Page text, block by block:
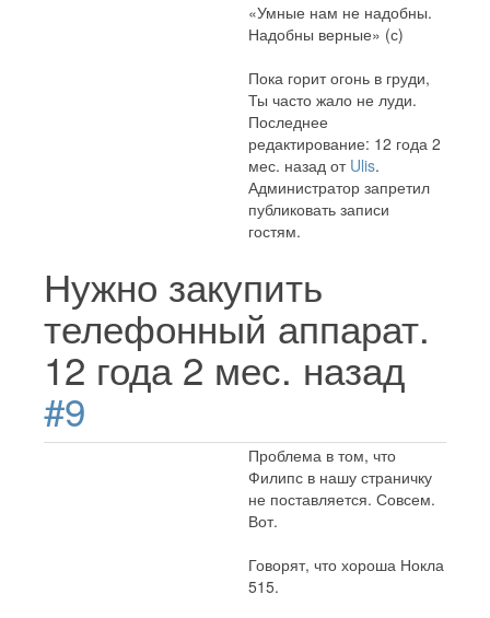
«Умные нам не надобны.
Надобны верные» (с)
Пока горит огонь в груди,
Ты часто жало не луди.
Последнее
редактирование: 12 года 2
мес. назад от Ulis.
Администратор запретил
публиковать записи
гостям.
Нужно закупить
телефонный аппарат.
12 года 2 мес. назад
#9
Проблема в том, что
Филипс в нашу страничку
не поставляется. Совсем.
Вот.
Говорят, что хороша Нокла
515.